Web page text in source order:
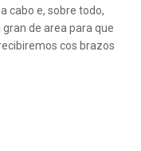
cabo e, sobre todo,
de area para que
cos brazos